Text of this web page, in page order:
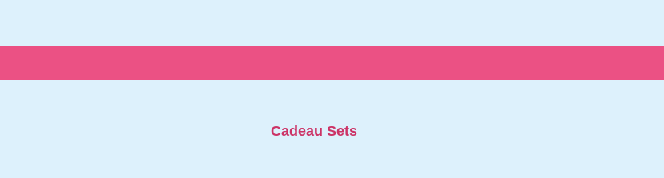
Cadeau Sets